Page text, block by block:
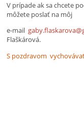
V prípade ak sa chcete
môžete poslať na môj
e-mail
Flaškárová.
S pozdravom